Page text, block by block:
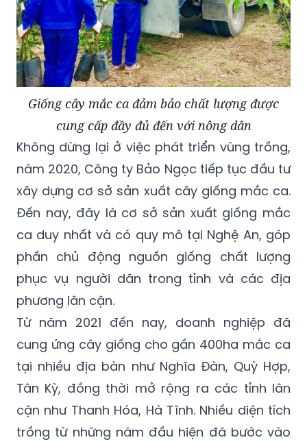
Giống cây mắc ca đảm bảo chất lượng được
cung cấp đầy đủ đến với nông dân
Không dừng lại ở việc phát triển vùng trồng,
năm 2020, Công ty Bảo Ngọc tiếp tục đầu tư
xây dựng cơ sở sản xuất cây giống mắc ca.
Đến nay, đây là cơ sở sản xuất giống mắc
ca duy nhất và có quy mô tại Nghệ An, góp
phần chủ động nguồn giống chất lượng
phục vụ người dân trong tỉnh và các địa
phương lân cận.
Từ năm 2021 đến nay, doanh nghiệp đã
cung ứng cây giống cho gần 400ha mắc ca
tại nhiều địa bàn như Nghĩa Đàn, Quỳ Hợp,
Tân Kỳ, đồng thời mở rộng ra các tỉnh lân
cận như Thanh Hóa, Hà Tĩnh. Nhiều diện tích
trồng từ những năm đầu hiện đã bước vào